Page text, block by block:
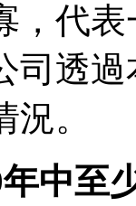
，代
司透
。
中至